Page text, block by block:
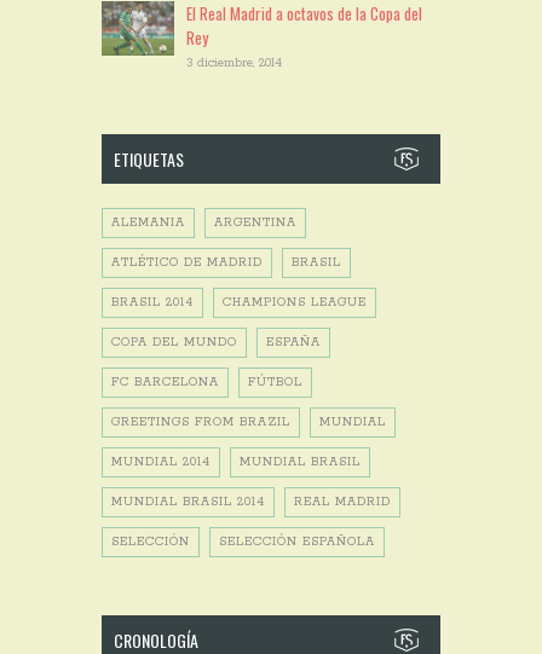
El Real Madrid a octavos de la Copa del
Rey
3 diciembre, 2014
ETIQUETAS
ALEMANIA ARGENTINA
ATLÉTICO DE MADRID BRASIL
BRASIL 2014 CHAMPIONS LEAGUE
COPA DEL MUNDO ESPAÑA
FC BARCELONA FÚTBOL
GREETINGS FROM BRAZIL MUNDIAL
MUNDIAL 2014 MUNDIAL BRASIL
MUNDIAL BRASIL 2014 REAL MADRID
SELECCIÓN SELECCIÓN ESPAÑOLA
CRONOLOGÍA